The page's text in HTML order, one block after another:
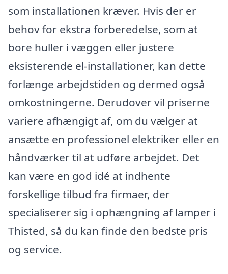
som installationen kræver. Hvis der er
behov for ekstra forberedelse, som at
bore huller i væggen eller justere
eksisterende el-installationer, kan dette
forlænge arbejdstiden og dermed også
omkostningerne. Derudover vil priserne
variere afhængigt af, om du vælger at
ansætte en professionel elektriker eller en
håndværker til at udføre arbejdet. Det
kan være en god idé at indhente
forskellige tilbud fra firmaer, der
specialiserer sig i ophængning af lamper i
Thisted, så du kan finde den bedste pris
og service.